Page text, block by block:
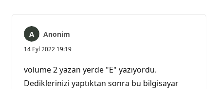
Anonim
14 Eyl 2022 19:19
volume 2 yazan yerde "E" yazıyordu.
Dediklerinizi yaptıktan sonra bu bilgisayar